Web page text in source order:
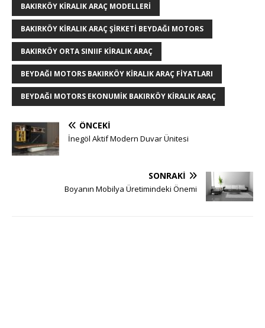
BAKIRKÖY KIRALIK ARAÇ MODELLERI
BAKIRKÖY KIRALIK ARAÇ ŞIRKETI BEYDAĞI MOTORS
BAKIRKÖY ORTA SINIIF KIRALIK ARAÇ
BEYDAĞI MOTORS BAKIRKÖY KIRALIK ARAÇ FIYATLARI
BEYDAĞI MOTORS EKONUMIK BAKIRKÖY KIRALIK ARAÇ
ÖNCEKI
İnegöl Aktif Modern Duvar Ünitesi
SONRAKI
Boyanın Mobilya Üretimindeki Önemi